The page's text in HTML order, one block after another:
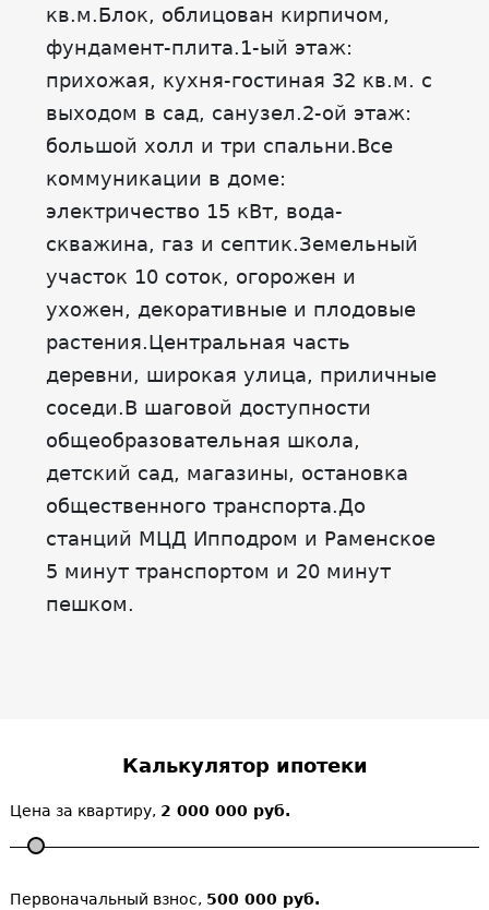
кв.м.Блок, облицован кирпичом,
фундамент-плита.1-ый этаж:
прихожая, кухня-гостиная 32 кв.м. с
выходом в сад, санузел.2-ой этаж:
большой холл и три спальни.Все
коммуникации в доме:
электричество 15 кВт, вода-
скважина, газ и септик.Земельный
участок 10 соток, огорожен и
ухожен, декоративные и плодовые
растения.Центральная часть
деревни, широкая улица, приличные
соседи.В шаговой доступности
общеобразовательная школа,
детский сад, магазины, остановка
общественного транспорта.До
станций МЦД Ипподром и Раменское
5 минут транспортом и 20 минут
пешком.
Калькулятор ипотеки
Цена за квартиру, 2 000 000 руб.
Первоначальный взнос, 500 000 руб.